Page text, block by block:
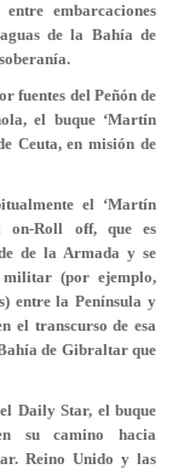
embarcaciones
de la Bahía de
fuentes del Peñón de
el buque ‘Martín
Ceuta, en misión de
el ‘Martín
on-Roll off, que es
de la Armada y se
(por ejemplo,
entre la Península y
el transcurso de esa
de Gibraltar que
Daily Star, el buque
su camino hacia
Reino Unido y las